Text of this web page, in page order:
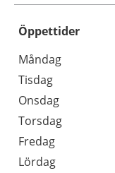
Öppettider
Dag
Öppettider
Kommentarer
Måndag
Tisdag
Onsdag
Torsdag
Fredag
Lördag